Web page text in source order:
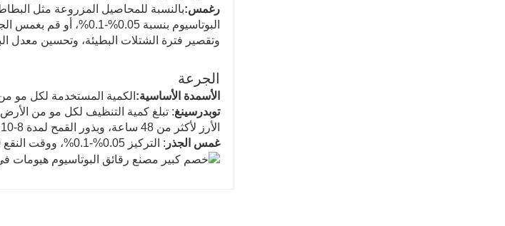
رغمس‌:بالنسبة للمحاصيل المزروعة مثل
البوتاسيوم بنسبة
وتقصير فترة الشتلات البطيئة، وتحسين معدل
الجرعة‌
‌الأسمدة الأساسية‌: الكمية المستخدمة لكل مو من
‌توبدرسينغ‌: تبلغ كمية التنظيف لكل مو من الأرض 20-30 كجم في كل مرة، ومضاعف التخفيف 500-1000 مرة‌. ‌
الأرز لأكثر من 48 ساعة، وبذور القمح لمدة 8-10 ساعات، وبذور الذرة لمدة 24 ساعة‌.
غمس الجذر ‌: التركيز 0.05%-0.1%، ووقت النقع 10-24 ساعة‌23.